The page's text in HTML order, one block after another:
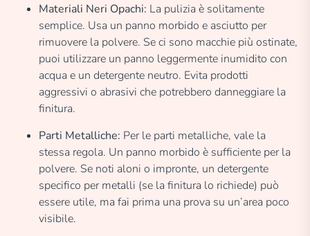
Materiali Neri Opachi: La pulizia è solitamente
semplice. Usa un panno morbido e asciutto per
rimuovere la polvere. Se ci sono macchie più ostinate,
puoi utilizzare un panno leggermente inumidito con
acqua e un detergente neutro. Evita prodotti
aggressivi o abrasivi che potrebbero danneggiare la
finitura.
Parti Metalliche: Per le parti metalliche, vale la
stessa regola. Un panno morbido è sufficiente per la
polvere. Se noti aloni o impronte, un detergente
specifico per metalli (se la finitura lo richiede) può
essere utile, ma fai prima una prova su un’area poco
visibile.